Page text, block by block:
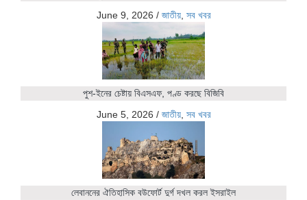
June 9, 2026 / জাতীয়, সব খবর
পুশ-ইনের চেষ্টায় বিএসএফ, পণ্ড করছে বিজিবি
June 5, 2026 / জাতীয়, সব খবর
লেবাননের ঐতিহাসিক বউফোর্ট দুর্গ দখল করল ইসরাইল